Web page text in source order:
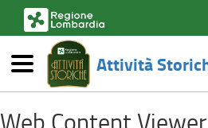
al
6269-
esterno,
apre
una
Menù
Attività
Web Content